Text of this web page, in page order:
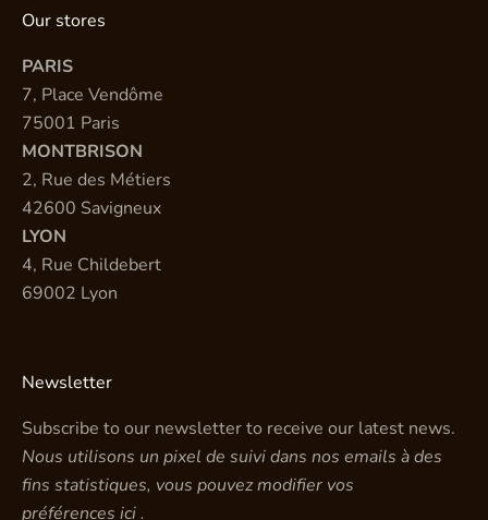
Our stores
PARIS
7, Place Vendôme
75001 Paris
MONTBRISON
2, Rue des Métiers
42600 Savigneux
LYON
4, Rue Childebert
69002 Lyon
Newsletter
Subscribe to our newsletter to receive our latest news.
Nous utilisons un pixel de suivi dans nos emails à des
fins statistiques, vous pouvez modifier vos
préférences ici.